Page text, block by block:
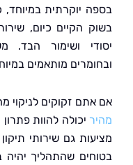
יוקרתית במיוחד, כדאי
הקיים כיום, שירותים
ושימור הבד.
מותאמים במיוחד לכל
זקוקים לניקוי מהיר
יכולה להוות פתרון
גם שירותי תיקון וביטוח
שהתהליך יהיה בטוח